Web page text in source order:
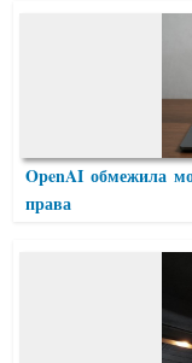
OpenAI обмежила
права